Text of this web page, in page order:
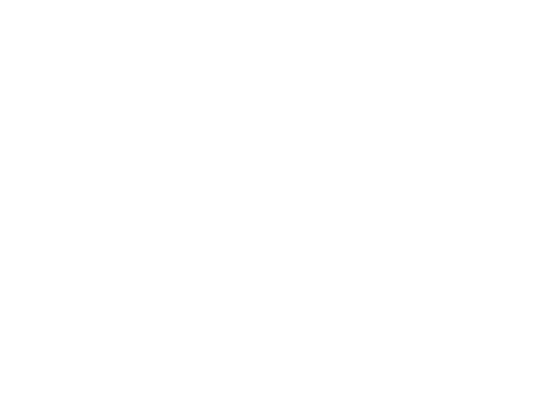
子をお届けいたします。